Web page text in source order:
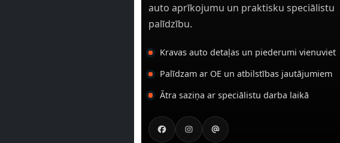
auto aprīkojumu un praktisku speciālistu
palīdzību.
Kravas auto detaļas un piederumi vienuviet
Palīdzam ar OE un atbilstības jautājumiem
Ātra saziņa ar speciālistu darba laikā